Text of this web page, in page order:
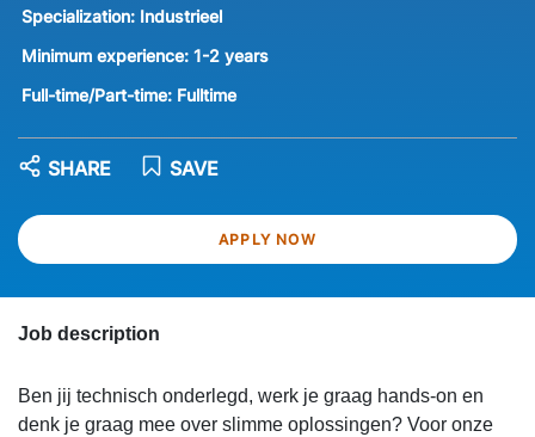
Specialization: Industrieel
Minimum experience: 1-2 years
Full-time/Part-time: Fulltime
APPLY NOW
SAVE
SHARE
Job description
Ben jij technisch onderlegd, werk je graag hands-on en
denk je graag mee over slimme oplossingen? Voor onze